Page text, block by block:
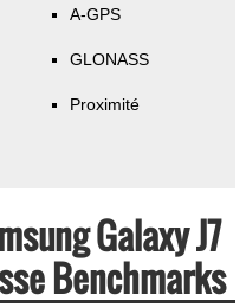
A-GPS
GLONASS
Proximité
Galaxy J7
Benchmarks